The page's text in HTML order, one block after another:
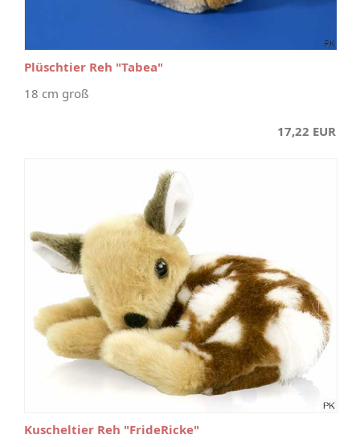
Plüschtier Reh "Tabea"
18 cm groß
17,22 EUR
Kuscheltier Reh "FrideRicke"